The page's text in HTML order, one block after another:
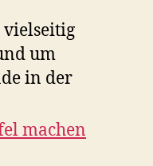
vielseitig
um
in der
machen